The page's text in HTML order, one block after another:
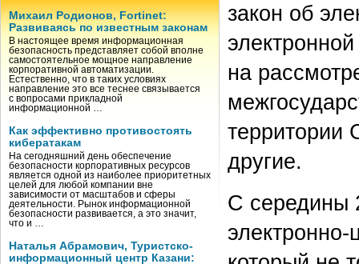
Михаил Родионов, Fortinet:
Развиваясь по известным законам
В настоящее время информационная
безопасность представляет собой вполне
самостоятельное мощное направление
корпоративной автоматизации.
Естественно, что в таких условиях
направление это все теснее связывается
с вопросами прикладной
информационной …
Как эффективно противостоять
кибератакам
На сегодняшний день обеспечение
безопасности корпоративных ресурсов
является одной из наиболее приоритетных
целей для любой компании вне
зависимости от масштабов и сферы
деятельности. Рынок информационной
безопасности развивается, а это значит,
что и …
Наталья Абрамович, Туристско-
информационный центр Казани:
закон об
на
территории
другие.
С середины